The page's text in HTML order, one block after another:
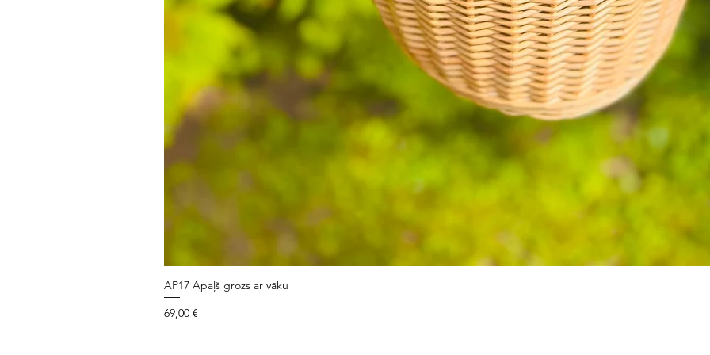
AP17 Apaļš grozs ar vāku
Cena
69,00 €